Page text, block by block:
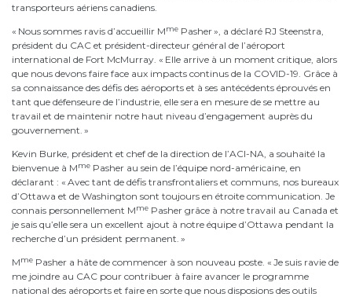
transporteurs aériens canadiens.
« Nous sommes ravis d’accueillir Mme Pasher », a déclaré RJ Steenstra,
président du CAC et président-directeur général de l’aéroport
international de Fort McMurray. « Elle arrive à un moment critique, alors
que nous devons faire face aux impacts continus de la COVID-19. Grâce à
sa connaissance des défis des aéroports et à ses antécédents éprouvés en
tant que défenseure de l’industrie, elle sera en mesure de se mettre au
travail et de maintenir notre haut niveau d’engagement auprès du
gouvernement. »
Kevin Burke, président et chef de la direction de l’ACI-NA, a souhaité la
bienvenue à Mme Pasher au sein de l’équipe nord-américaine, en
déclarant : « Avec tant de défis transfrontaliers et communs, nos bureaux
d’Ottawa et de Washington sont toujours en étroite communication. Je
connais personnellement Mme Pasher grâce à notre travail au Canada et
je sais qu’elle sera un excellent ajout à notre équipe d’Ottawa pendant la
recherche d’un président permanent. »
Mme Pasher a hâte de commencer à son nouveau poste. « Je suis ravie de
me joindre au CAC pour contribuer à faire avancer le programme
national des aéroports et faire en sorte que nous disposions des outils